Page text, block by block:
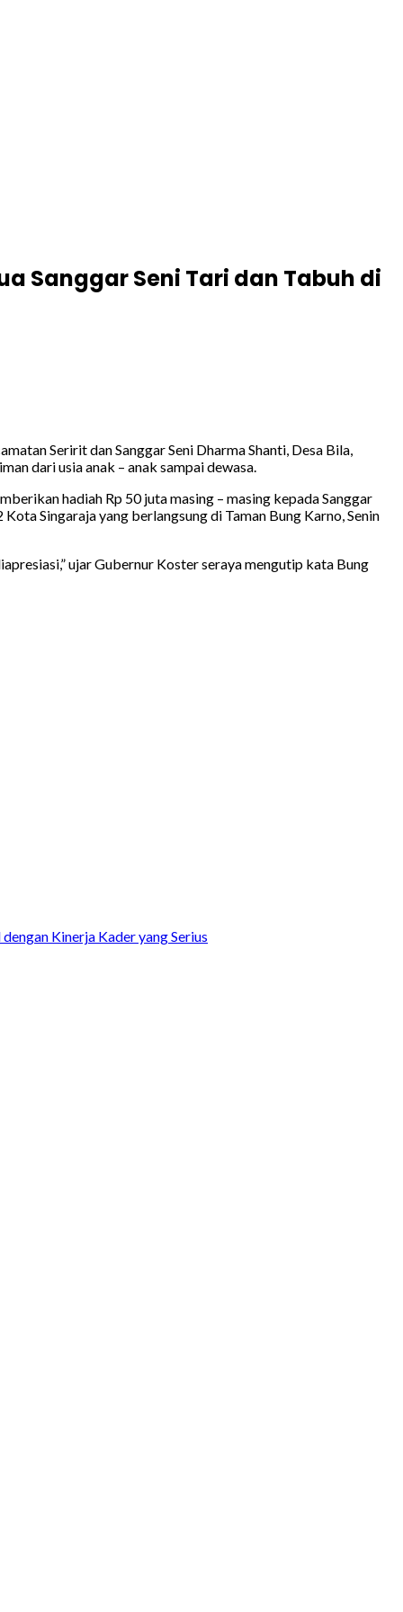
Sanggar Seni Tari dan Tabuh di
Seririt dan Sanggar Seni Dharma Shanti, Desa Bila,
dari usia anak – anak sampai dewasa.
hadiah Rp 50 juta masing – masing kepada Sanggar
Singaraja yang berlangsung di Taman Bung Karno, Senin
ujar Gubernur Koster seraya mengutip kata Bung
Kinerja Kader yang Serius